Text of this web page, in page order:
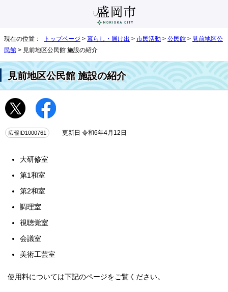
現在の位置： トップページ > 暮らし・届け出 > 市民活動 > 公民館 > 見前地区公
民館 > 見前地区公民館 施設の紹介
見前地区公民館 施設の紹介
広報ID1000761 更新日 令和6年4月12日
大研修室
第1和室
第2和室
調理室
視聴覚室
会議室
美術工芸室
使用料については下記のページをご覧ください。